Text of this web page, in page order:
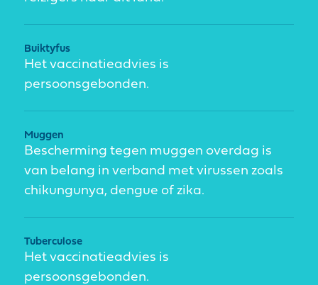
Buiktyfus
Het vaccinatieadvies is
persoonsgebonden.
Muggen
Bescherming tegen muggen overdag is
van belang in verband met virussen zoals
chikungunya, dengue of zika.
Tuberculose
Het vaccinatieadvies is
persoonsgebonden.